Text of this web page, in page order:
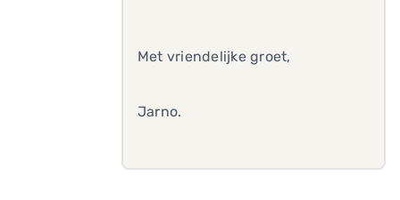
Met vriendelijke groet,
Jarno.